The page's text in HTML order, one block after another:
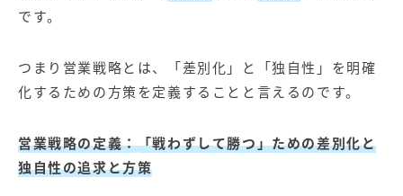
です。
つまり営業戦略とは、「差別化」と「独自性」を明確
化するための方策を定義することと言えるのです。
営業戦略の定義：「戦わずして勝つ」ための差別化と
独自性の追求と方策